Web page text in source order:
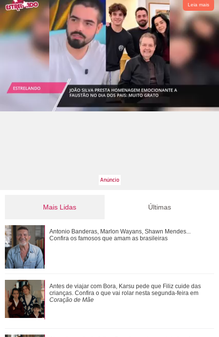
Leia mais
Mais Lidas
Antonio Banderas, Marlon Wayans, Shawn Mendes...
Confira os famosos que amam as brasileiras
Agrado desabafa com Eduarda sobre sua decepção com
João Raul. Saiba o que vai acontecer em...
Últimas
Antonio Banderas, Marlon Wayans, Shawn Mendes...
Confira os famosos que amam as brasileiras
Antes de viajar com Bora, Karsu pede que Filiz cuide das
crianças. Confira o que vai rolar nesta segunda-feira em
Coração de Mãe